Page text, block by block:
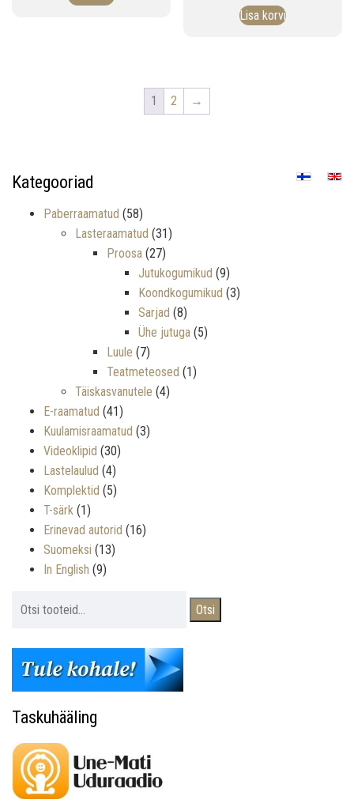
Lisa korvi
1 2 →
Kategooriad
Paberraamatud (58)
Lasteraamatud (31)
Proosa (27)
Jutukogumikud (9)
Koondkogumikud (3)
Sarjad (8)
Ühe jutuga (5)
Luule (7)
Teatmeteosed (1)
Täiskasvanutele (4)
E-raamatud (41)
Kuulamisraamatud (3)
Videoklipid (30)
Lastelaulud (4)
Komplektid (5)
T-särk (1)
Erinevad autorid (16)
Suomeksi (13)
In English (9)
Otsi
Taskuhääling